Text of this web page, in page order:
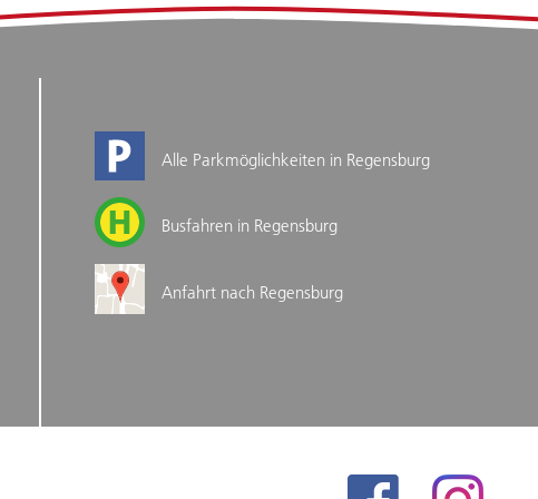
Alle Parkmöglichkeiten in Regensburg
Busfahren in Regensburg
Anfahrt nach Regensburg